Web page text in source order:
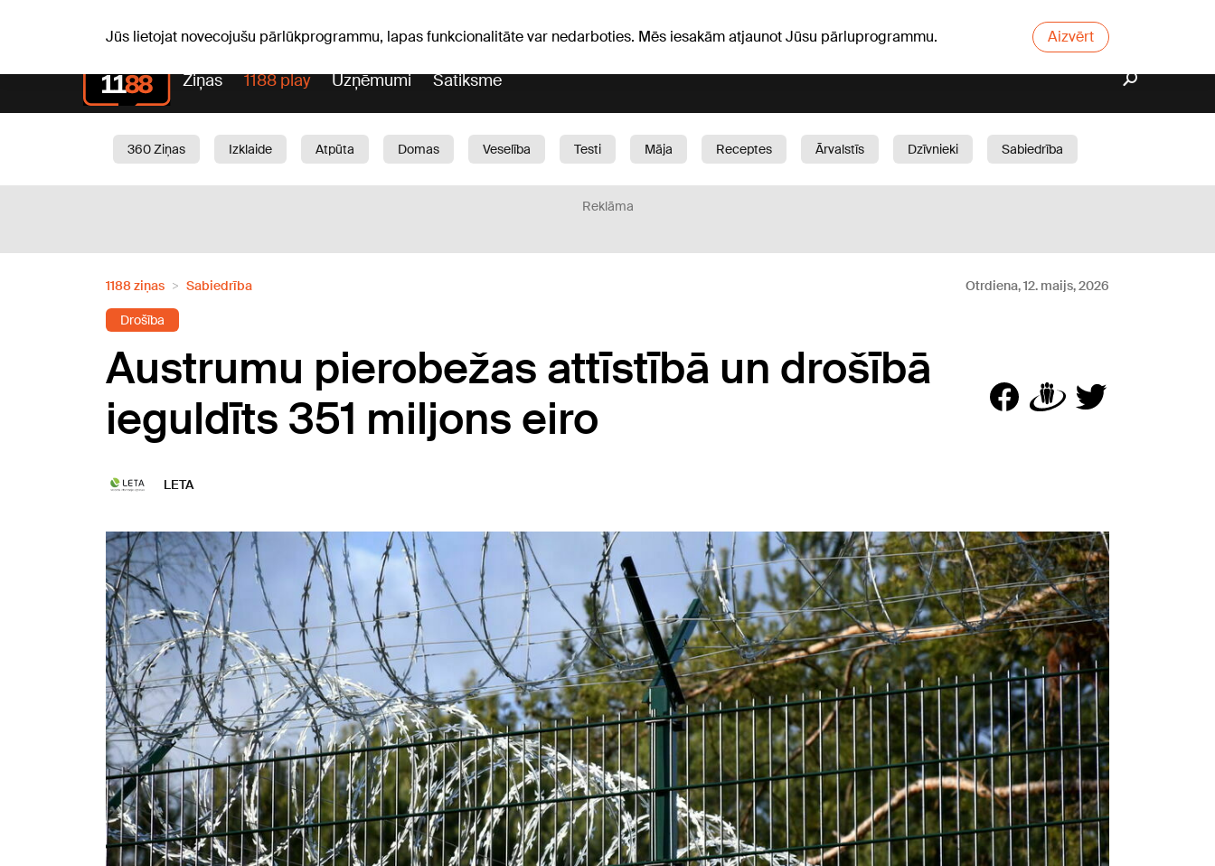
Jūs lietojat novecojušu pārlūkprogrammu, lapas funkcionalitāte var nedarboties. Mēs iesakām atjaunot Jūsu pārluprogrammu. Aizvērt
Ziņas 1188 play Uzņēmumi Satiksme
360 Ziņas Izklaide Atpūta Domas Veselība Testi Māja Receptes Ārvalstīs Dzīvnieki
Sabiedrība
Reklāma
1188 ziņas Sabiedrība Otrdiena, 12. maijs, 2026
Drošība
Austrumu pierobežas attīstībā un drošībā
ieguldīts 351 miljons eiro
LETA